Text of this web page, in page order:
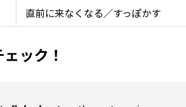
直前に来なくなる／すっぽかす
ック！